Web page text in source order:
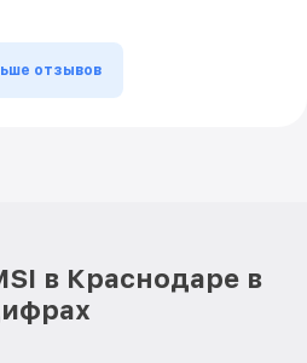
отзывов
в Краснодаре в